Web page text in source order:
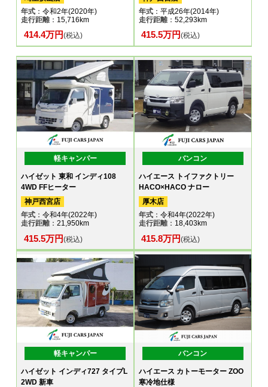
年式 ：令和2年(2020年)
走行距離：15,716km
414.4万円(税込)
年式：平成26年(2014年)
走行距離：52,293km
415.5万円(税込)
軽キャンパー
ハイゼット 東和 インディ108
4WD FFヒーター
神戸西宮店
年式 ：令和4年(2022年)
走行距離：21,950km
415.5万円(税込)
バンコン
ハイエース トイファクトリー
HACO×HACO ナロー
厚木店
年式：令和4年(2022年)
走行距離：18,403km
415.8万円(税込)
軽キャンパー
ハイゼット インディ727 タイプL
2WD 新車
バンコン
ハイエース カトーモーター ZOO
寒冷地仕様